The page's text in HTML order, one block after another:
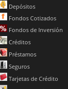
Depósitos
Fondos Cotizados
Fondos de Inversión
Créditos
Préstamos
Seguros
Tarjetas de Crédito